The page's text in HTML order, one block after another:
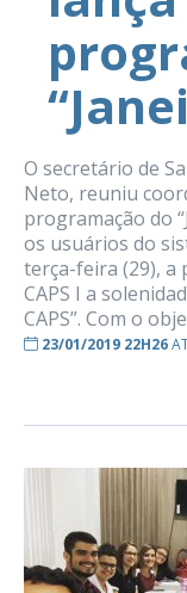
O secretário de
Neto, reuniu
programação do
os usuários do
terça-feira (29), a
CAPS I a
CAPS”. Com o
23/01/2019 22H26